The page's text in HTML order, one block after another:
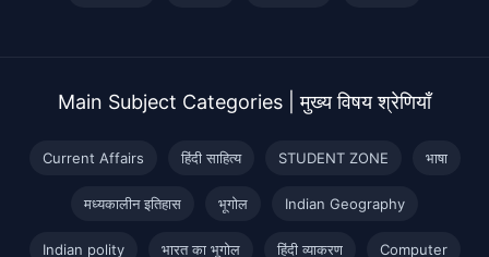
Main Subject Categories | मुख्य विषय श्रेणियाँ
Current Affairs हिंदी साहित्य STUDENT ZONE भाषा
मध्यकालीन इतिहास भूगोल Indian Geography
Indian polity भारत का भूगोल हिंदी व्याकरण Computer